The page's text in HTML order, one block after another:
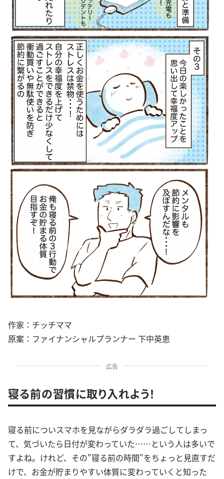
作家：チッチママ
原案：ファイナンシャルプランナー 下中英恵
広告
寝る前の習慣に取り入れよう！
寝る前についスマホを見ながらダラダラ過ごしてしまっ
て、気づいたら日付が変わっていた……という人は多いで
すよね。けれど、その"寝る前の時間"をちょっと見直すだ
けで、お金が貯まりやすい体質に変わっていくと知った